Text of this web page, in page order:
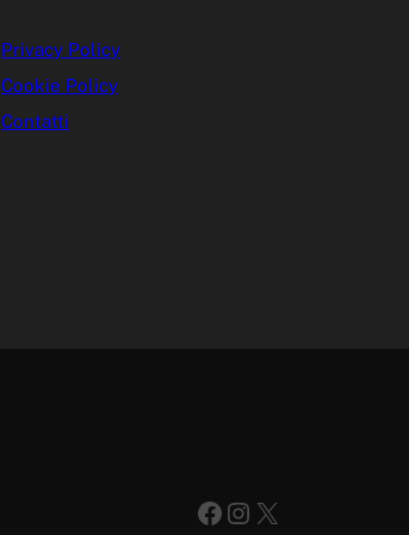
Privacy Policy
Cookie Policy
Contatti
Facebook
Instagram
X